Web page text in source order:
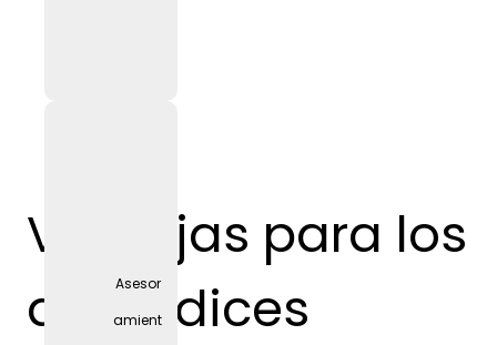
Asesor
amient
Ventajas para los
aprendices